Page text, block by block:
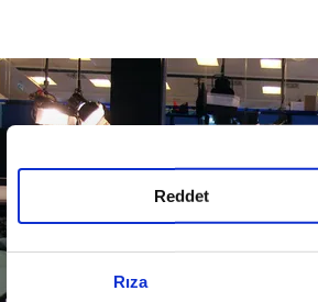
Rıza
Reddet